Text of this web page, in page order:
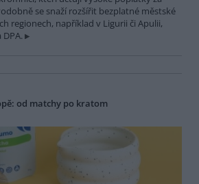
se snaží rozšířit bezplatné městské
regionech, například v Ligurii či Apulii,
od matchy po kratom